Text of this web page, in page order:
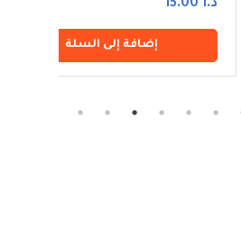
إضافة إلى السلة